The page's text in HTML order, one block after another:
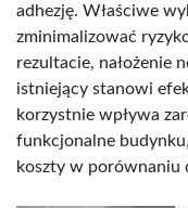
adhezję. Właściwe
zminimalizować
rezultacie, nałożenie
istniejący stanowi
korzystnie wpływa
funkcjonalne
koszty w porównaniu